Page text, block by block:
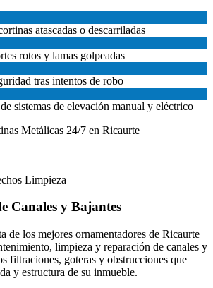
atascadas o descarriladas
rotos y lamas golpeadas
tras intentos de robo
sistemas de elevación manual y eléctrico
Limpieza
Canales y Bajantes
de los mejores ornamentadores de Ricaurte
limpieza y reparación de canales y
filtraciones, goteras y obstrucciones que
y estructura de su inmueble.